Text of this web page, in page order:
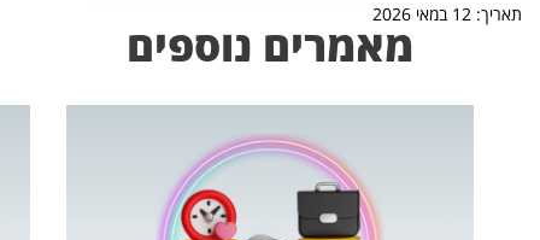
תאריך: 12 במאי 2026
מאמרים נוספים